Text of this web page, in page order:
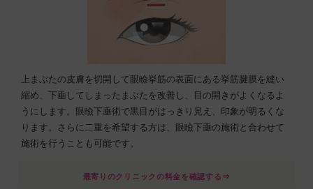
上まぶたの皮膚を切開して眼瞼挙筋の表面にある挙筋腱膜を縫い
縮め、下垂してしまったまぶたを改善し、目の開きがよくなるよ
うにします。眼瞼下垂術で黒目がはっきり見え、印象が明るくな
ります。さらに二重を希望する方は、眼瞼下垂の施術と合わせて
施術を行うことも可能です。
最寄りのクリニックの料金を確認する⇒